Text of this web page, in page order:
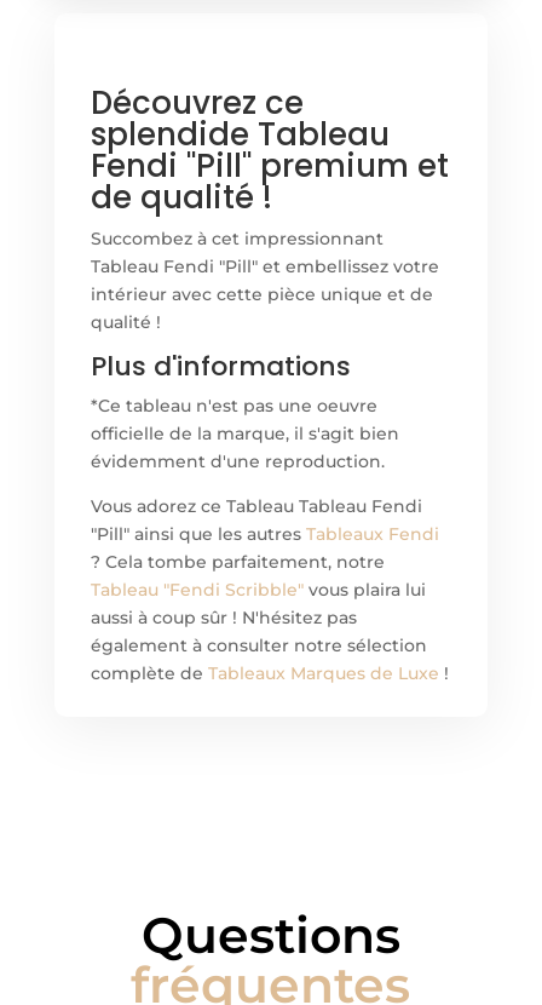
Découvrez ce
splendide Tableau
Fendi "Pill" premium et
de qualité !
Succombez à cet impressionnant
Tableau Fendi "Pill" et embellissez votre
intérieur avec cette pièce unique et de
qualité !
Plus d'informations
*Ce tableau n'est pas une oeuvre
officielle de la marque, il s'agit bien
évidemment d'une reproduction.
Vous adorez ce Tableau Tableau Fendi
"Pill" ainsi que les autres Tableaux Fendi
? Cela tombe parfaitement, notre
Tableau "Fendi Scribble"vous plaira lui
aussi à coup sûr ! N'hésitez pas
également à consulter notre sélection
complète de Tableaux Marques de Luxe !
Questions
fréquentes